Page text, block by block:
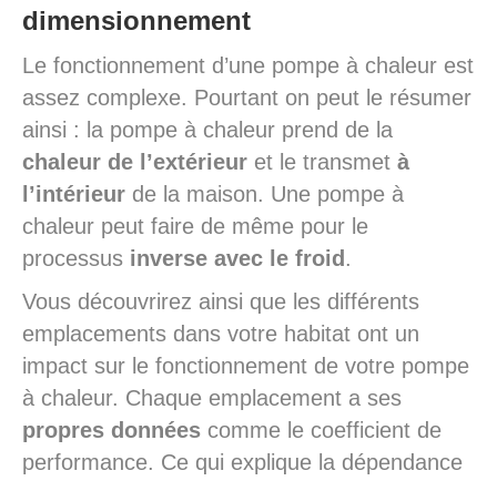
dimensionnement
Le fonctionnement d’une pompe à chaleur est
assez complexe. Pourtant on peut le résumer
ainsi : la pompe à chaleur prend de la
chaleur de l’extérieur et le transmet à
l’intérieur de la maison. Une pompe à
chaleur peut faire de même pour le
processus inverse avec le froid .
Vous découvrirez ainsi que les différents
emplacements dans votre habitat ont un
impact sur le fonctionnement de votre pompe
à chaleur. Chaque emplacement a ses
propres données comme le coefficient de
performance. Ce qui explique la dépendance